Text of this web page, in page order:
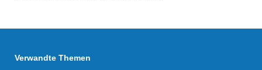
Verwandte Themen